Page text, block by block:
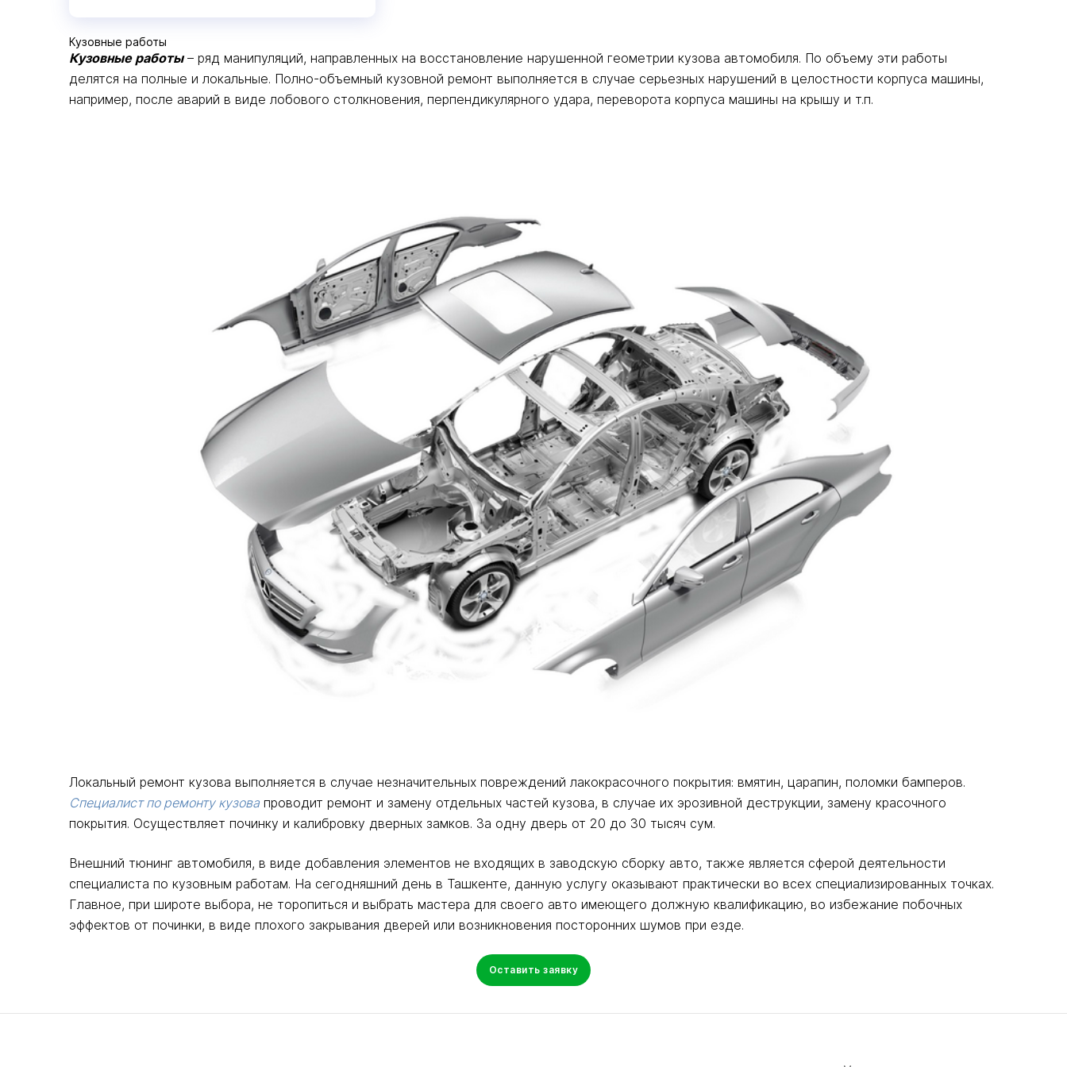
Кузовные работы
Кузовные работы– ряд манипуляций, направленных на восстановление нарушенной геометрии кузова автомобиля. По объему эти работы
делятся на полные и локальные. Полно-объемный кузовной ремонт выполняется в случае серьезных нарушений в целостности корпуса машины,
например, после аварий в виде лобового столкновения, перпендикулярного удара, переворота корпуса машины на крышу и т.п.
Локальный ремонт кузова выполняется в случае незначительных повреждений лакокрасочного покрытия: вмятин, царапин, поломки бамперов.
Специалист по ремонту кузова проводит ремонт и замену отдельных частей кузова, в случае их эрозивной деструкции, замену красочного
покрытия. Осуществляет починку и калибровку дверных замков. За одну дверь от 20 до 30 тысяч сум.
Внешний тюнинг автомобиля, в виде добавления элементов не входящих в заводскую сборку авто, также является сферой деятельности
специалиста по кузовным работам. На сегодняшний день в Ташкенте, данную услугу оказывают практически во всех специализированных точках.
Главное, при широте выбора, не торопиться и выбрать мастера для своего авто имеющего должную квалификацию, во избежание побочных
эффектов от починки, в виде плохого закрывания дверей или возникновения посторонних шумов при езде.
Оставить заявку